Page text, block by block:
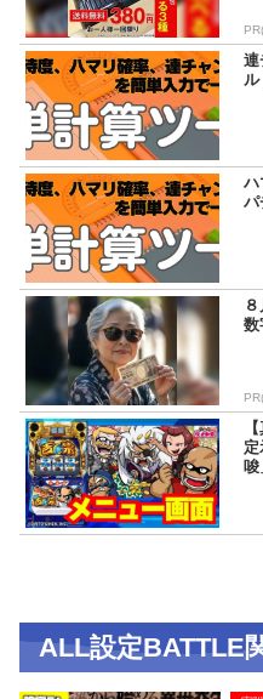
連
ル
ハ
パ
数
唆
ALL設定BATTLE